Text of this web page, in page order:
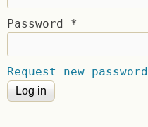
Password *
Request new password